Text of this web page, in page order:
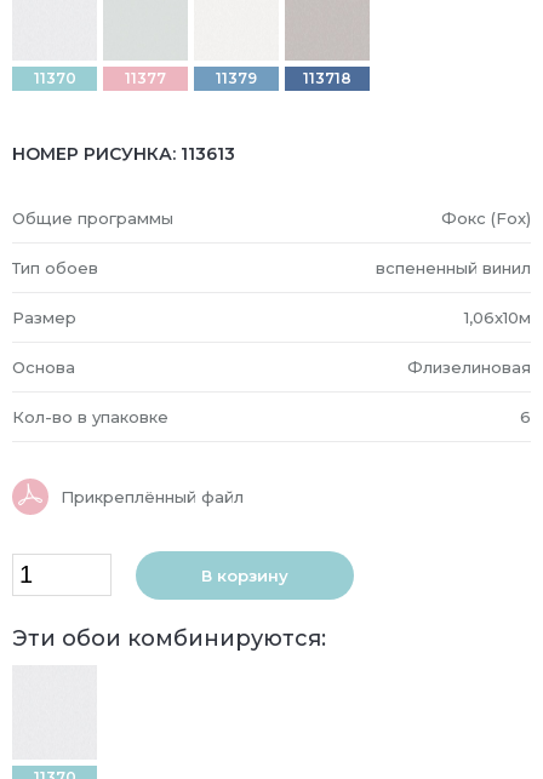
11370 11377 11379 113718
НОМЕР РИСУНКА: 113613
Общие программы Фокс (Fox)
Тип обоев вспененный винил
Размер 1,06x10м
Основа Флизелиновая
Кол-во в упаковке 6
Прикреплённый файл
В корзину
Эти обои комбинируются: